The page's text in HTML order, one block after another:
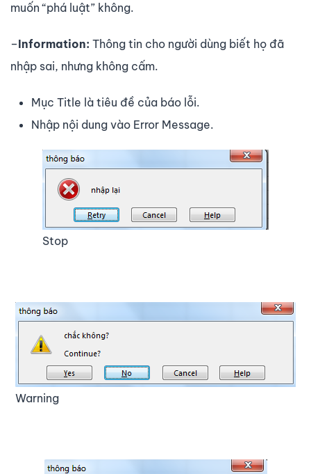
muốn “phá luật” không.
–Information: Thông tin cho người dùng biết họ đã
nhập sai, nhưng không cấm.
Mục Title là tiêu đề của báo lỗi.
Nhập nội dung vào Error Message.
Stop
Warning